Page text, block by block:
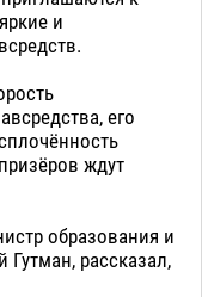
и
его
ждут
образования и
Гутман, рассказал,